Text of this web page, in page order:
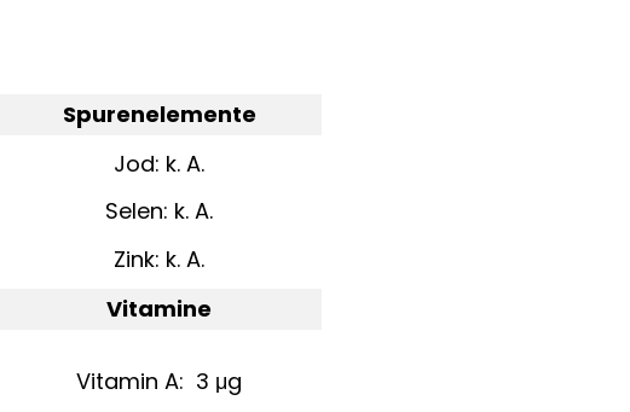
Spurenelemente
Jod: k. A.
Selen: k. A.
Zink: k. A.
Vitamine
Vitamin A: 3 μg